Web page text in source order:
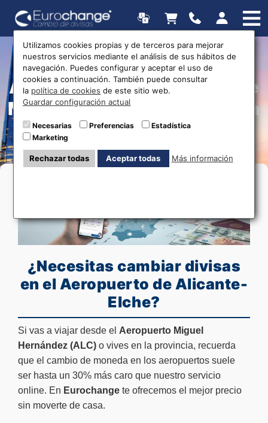
Cambio de moneda en
Aeropuerto Alicante-Elche
Miguel Hernández - Envío a
Domicilio
¿Necesitas cambiar divisas
en el Aeropuerto de Alicante-
Elche?
Si vas a viajar desde el Aeropuerto Miguel
Hernández (ALC) o vives en la provincia, recuerda
que el cambio de moneda en los aeropuertos suele
ser hasta un 30% más caro que nuestro servicio
online. En Eurochange te ofrecemos el mejor precio
sin moverte de casa.
Utilizamos cookies propias y de terceros para mejorar
nuestros servicios mediante el análisis de sus hábitos de
navegación. Puedes configurar y aceptar el uso de
cookies a continuación. También puede consultar
la política de cookies de este sitio web.
Guardar configuración actual
Necesarias Preferencias
Estadística
Marketing
Rechazar todas Aceptar todas Más información